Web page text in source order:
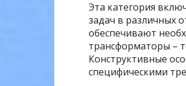
Эта категория
задач в различных
обеспечивают
трансформаторы –
Конструктивные
специфическими